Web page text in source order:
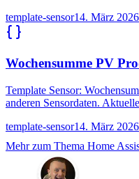
template-sensor14. März 2026
Wochensumme PV
Template Sensor:
anderen Sensordaten.
template-sensor14. März 2026
Mehr zum Thema Home